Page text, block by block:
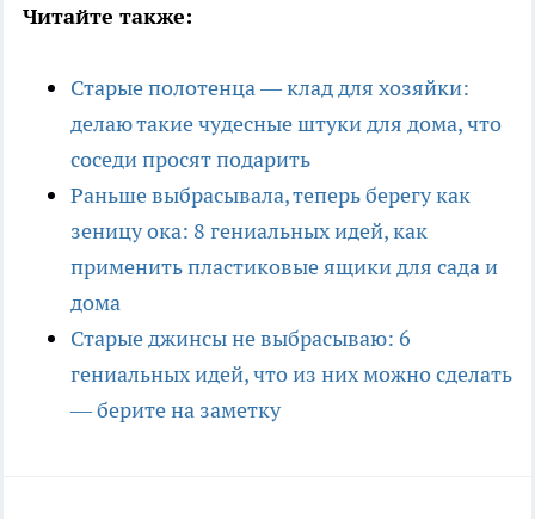
Читайте также:
Старые полотенца — клад для хозяйки:
делаю такие чудесные штуки для дома, что
соседи просят подарить
Раньше выбрасывала, теперь берегу как
зеницу ока: 8 гениальных идей, как
применить пластиковые ящики для сада и
дома
Старые джинсы не выбрасываю: 6
гениальных идей, что из них можно сделать
— берите на заметку